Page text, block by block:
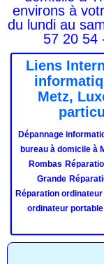
environs à
du lundi au
57 20 54
Liens
Metz,
Dépannage
bureau à domicile à
Rombas
Grande
Réparation
ordinateur